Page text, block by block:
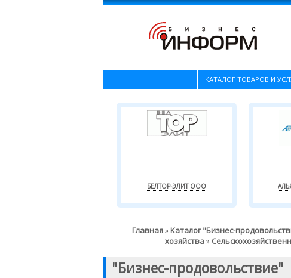
КАТАЛОГ ТОВАРОВ И
БЕЛТОР-ЭЛИТ ООО
Главная» Каталог "Бизнес-
хозяйства»
"Бизнес-продовольствие"